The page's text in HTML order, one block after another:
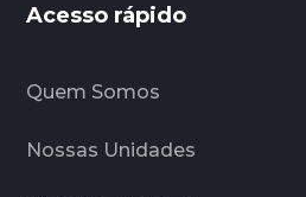
Acesso rápido
Quem Somos
Nossas Unidades